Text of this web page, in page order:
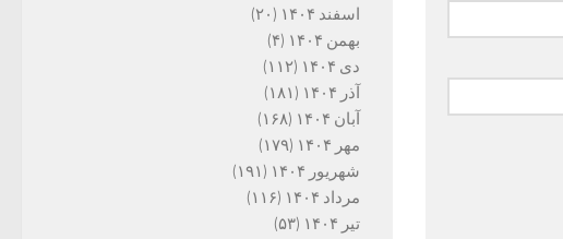
اسفند ۱۴۰۴
(۲۰)
بهمن ۱۴۰۴
(۴)
دی ۱۴۰۴
(۱۱۲)
آذر ۱۴۰۴
(۱۸۱)
آبان ۱۴۰۴
(۱۶۸)
مهر ۱۴۰۴
(۱۷۹)
شهریور ۱۴۰۴
(۱۹۱)
مرداد ۱۴۰۴
(۱۱۶)
تیر ۱۴۰۴
(۵۳)